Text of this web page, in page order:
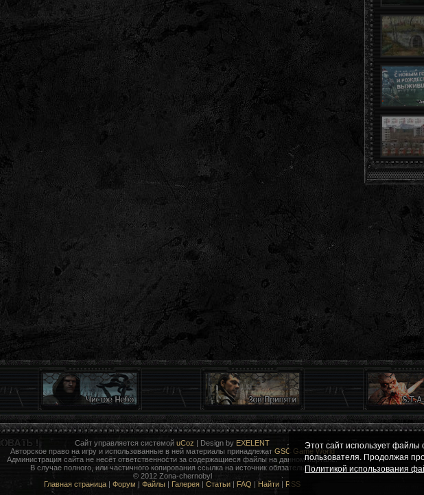
Сайт управляется системой uCoz | Design by EXELENT
Авторское право на игру и использованные в ней материалы принадлежат GSC Game World
Администрация сайта не несёт ответственности за содержащиеся файлы на данном портале.
В случае полного, или частичного копирования ссылка на источник обязательна!
© 2012 Zona-chernobyl
Главная страница | Форум | Файлы | Галерея | Статьи | FAQ | Найти | RSS
Этот сайт использует
пользователя. Продолжая
Политикой использования